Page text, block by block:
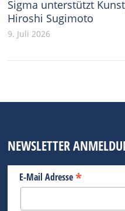
Sigma unterstützt
Hiroshi Sugimoto
9. Juli 2026
NEWSLETTER
E-Mail Adresse*